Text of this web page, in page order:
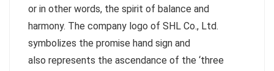
or in other words, the spirit of balance and
harmony. The company logo of SHL Co., Ltd.
symbolizes the promise hand sign and
also represents the ascendance of the ‘three